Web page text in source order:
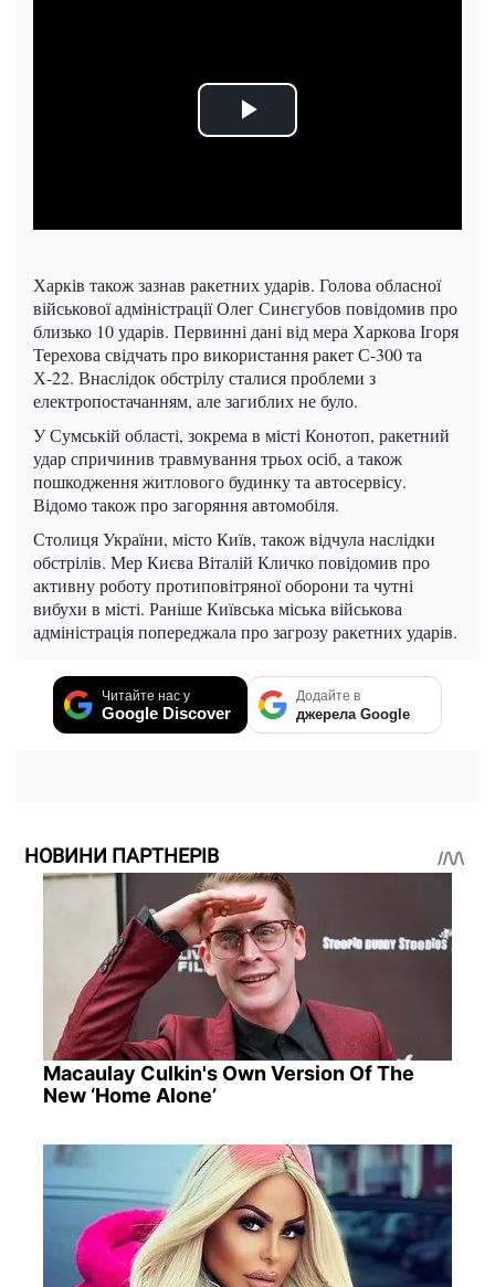
Харків також зазнав ракетних ударів. Голова обласної
військової адміністрації Олег Синєгубов повідомив про
близько 10 ударів. Первинні дані від мера Харкова Ігоря
Терехова свідчать про використання ракет С-300 та
Х-22. Внаслідок обстрілу сталися проблеми з
електропостачанням, але загиблих не було.
У Сумській області, зокрема в місті Конотоп, ракетний
удар спричинив травмування трьох осіб, а також
пошкодження житлового будинку та автосервісу.
Відомо також про загоряння автомобіля.
Столиця України, місто Київ, також відчула наслідки
обстрілів. Мер Києва Віталій Кличко повідомив про
активну роботу протиповітряної оборони та чутні
вибухи в місті. Раніше Київська міська військова
адміністрація попереджала про загрозу ракетних ударів.
Читайте нас у
Google Discover
Додайте в
джерела Google
НОВИНИ ПАРТНЕРІВ
Macaulay Culkin's Own Version Of The
New ‘Home Alone’